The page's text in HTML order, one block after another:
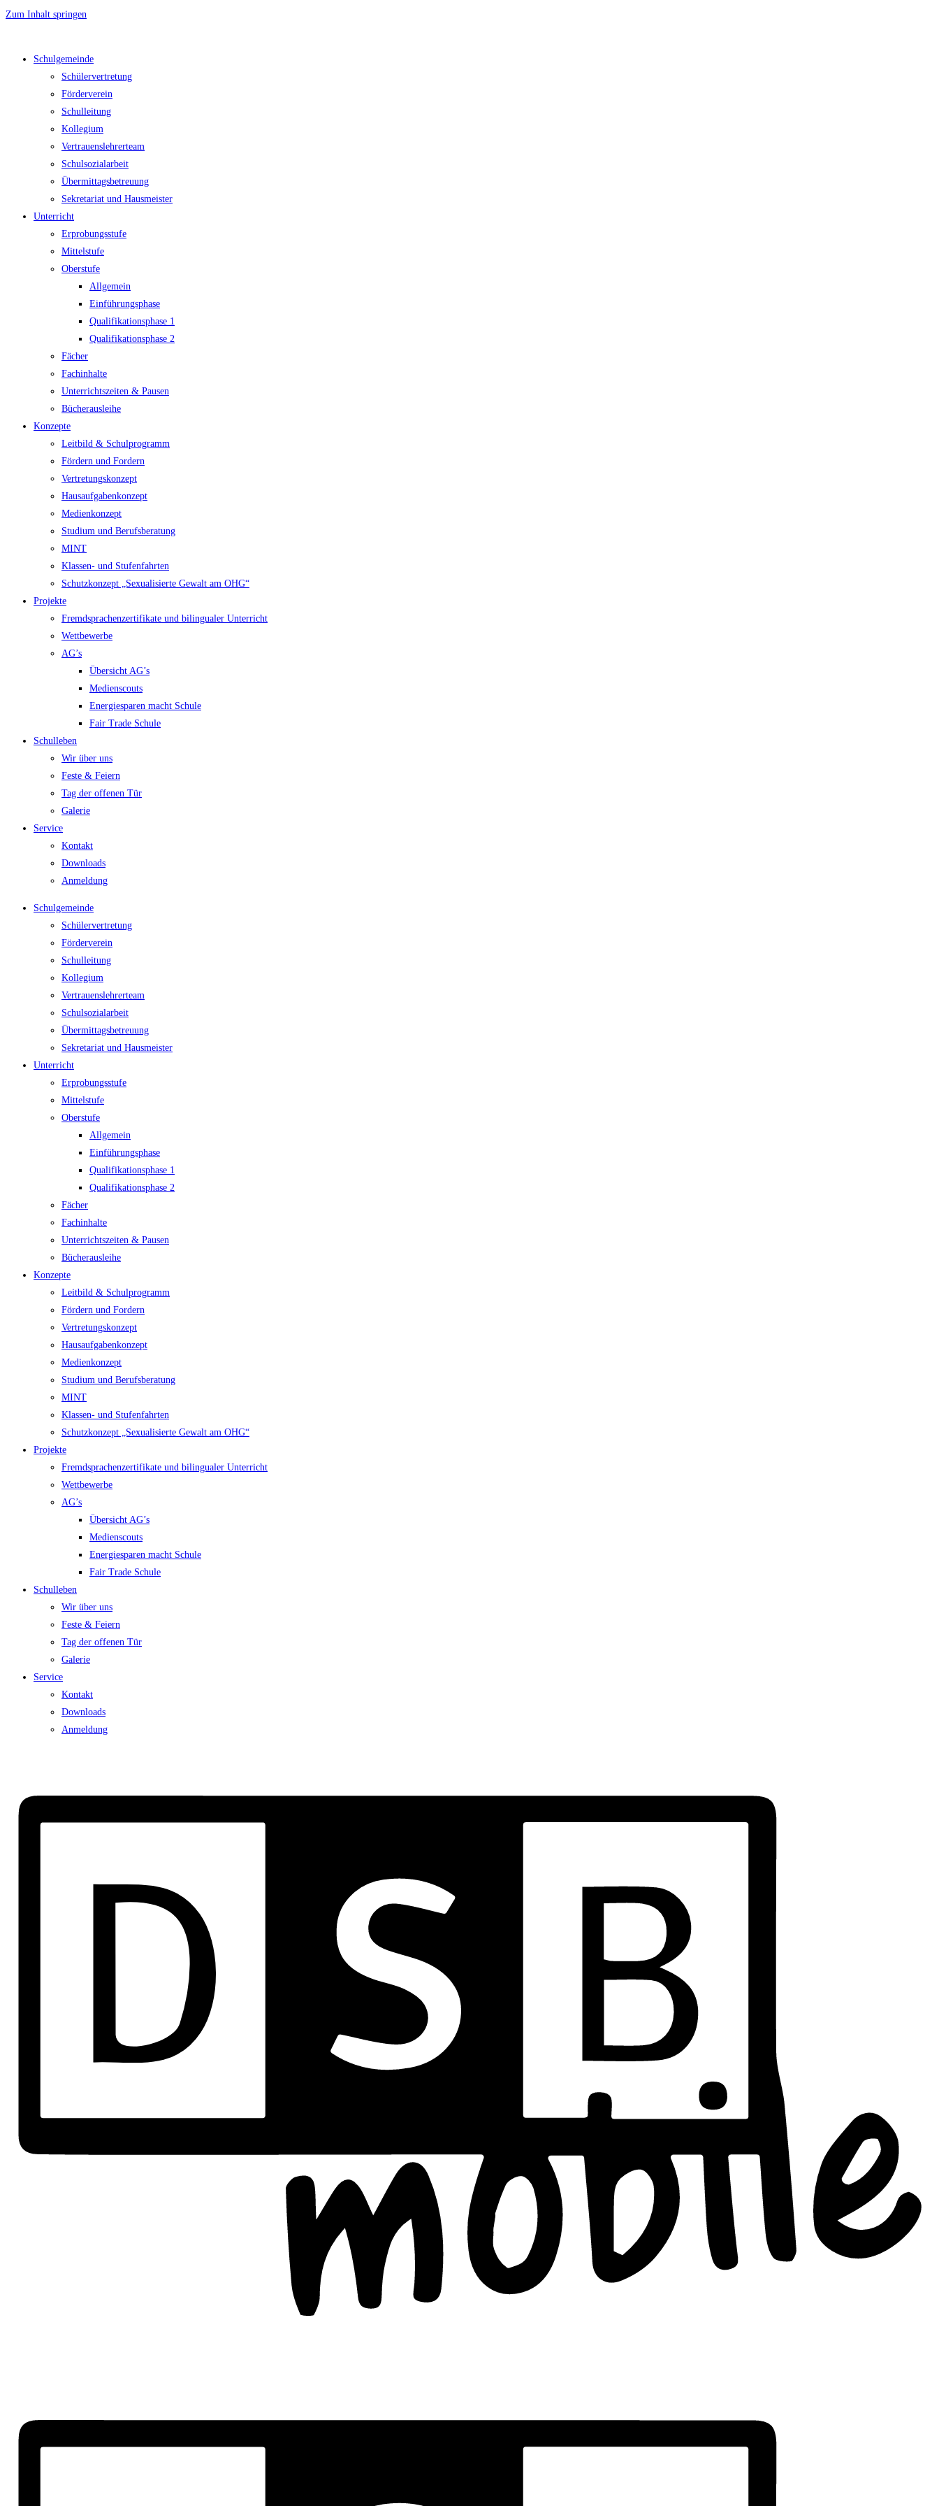
Zum Inhalt springen
Schulgemeinde
Schülervertretung
Förderverein
Schulleitung
Kollegium
Vertrauenslehrerteam
Schulsozialarbeit
Übermittagsbetreuung
Sekretariat und Hausmeister
Unterricht
Erprobungsstufe
Mittelstufe
Oberstufe
Allgemein
Einführungsphase
Qualifikationsphase 1
Qualifikationsphase 2
Fächer
Fachinhalte
Unterrichtszeiten & Pausen
Bücherausleihe
Konzepte
Leitbild & Schulprogramm
Fördern und Fordern
Vertretungskonzept
Hausaufgabenkonzept
Medienkonzept
Studium und Berufsberatung
MINT
Klassen- und Stufenfahrten
Schutzkonzept „Sexualisierte Gewalt am OHG“
Projekte
Fremdsprachenzertifikate und bilingualer Unterricht
Wettbewerbe
AG’s
Übersicht AG’s
Medienscouts
Energiesparen macht Schule
Fair Trade Schule
Schulleben
Wir über uns
Feste & Feiern
Tag der offenen Tür
Galerie
Service
Kontakt
Downloads
Anmeldung
Schulgemeinde
Schülervertretung
Förderverein
Schulleitung
Kollegium
Vertrauenslehrerteam
Schulsozialarbeit
Übermittagsbetreuung
Sekretariat und Hausmeister
Unterricht
Erprobungsstufe
Mittelstufe
Oberstufe
Allgemein
Einführungsphase
Qualifikationsphase 1
Qualifikationsphase 2
Fächer
Fachinhalte
Unterrichtszeiten & Pausen
Bücherausleihe
Konzepte
Leitbild & Schulprogramm
Fördern und Fordern
Vertretungskonzept
Hausaufgabenkonzept
Medienkonzept
Studium und Berufsberatung
MINT
Klassen- und Stufenfahrten
Schutzkonzept „Sexualisierte Gewalt am OHG“
Projekte
Fremdsprachenzertifikate und bilingualer Unterricht
Wettbewerbe
AG’s
Übersicht AG’s
Medienscouts
Energiesparen macht Schule
Fair Trade Schule
Schulleben
Wir über uns
Feste & Feiern
Tag der offenen Tür
Galerie
Service
Kontakt
Downloads
Anmeldung